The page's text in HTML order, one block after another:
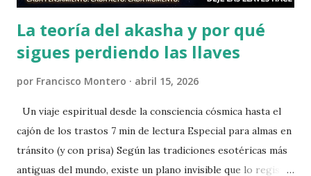
La teoría del akasha y por qué
sigues perdiendo las llaves
por Francisco Montero abril 15, 2026
Un viaje espiritual desde la consciencia cósmica hasta el
cajón de los trastos 7 min de lectura Especial para almas en
tránsito (y con prisa) Según las tradiciones esotéricas más
antiguas del mundo, existe un plano invisible que lo registra